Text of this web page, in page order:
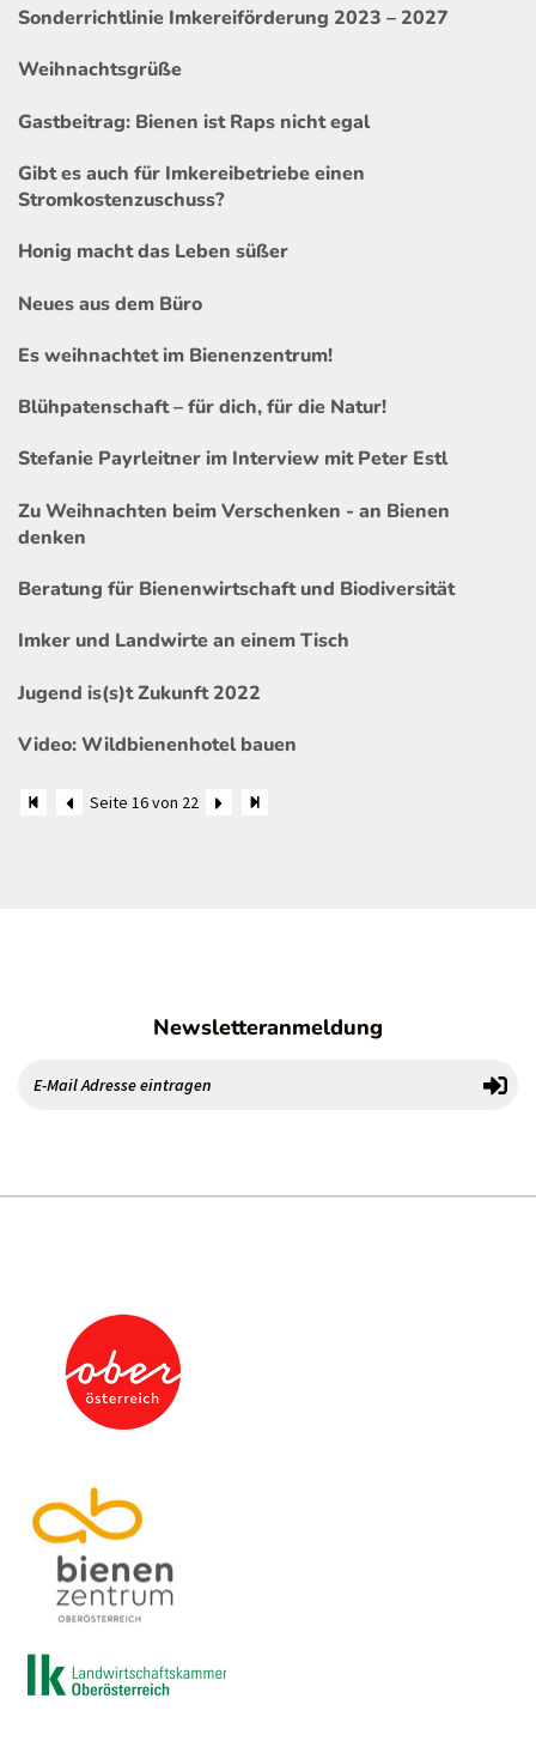
Sonderrichtlinie Imkereiförderung 2023 – 2027
Weihnachtsgrüße
Gastbeitrag: Bienen ist Raps nicht egal
Gibt es auch für Imkereibetriebe einen
Stromkostenzuschuss?
Honig macht das Leben süßer
Neues aus dem Büro
Es weihnachtet im Bienenzentrum!
Blühpatenschaft – für dich, für die Natur!
Stefanie Payrleitner im Interview mit Peter Estl
Zu Weihnachten beim Verschenken - an Bienen
denken
Beratung für Bienenwirtschaft und Biodiversität
Imker und Landwirte an einem Tisch
Jugend is(s)t Zukunft 2022
Video: Wildbienenhotel bauen
Seite 16 von 22
Newsletteranmeldung